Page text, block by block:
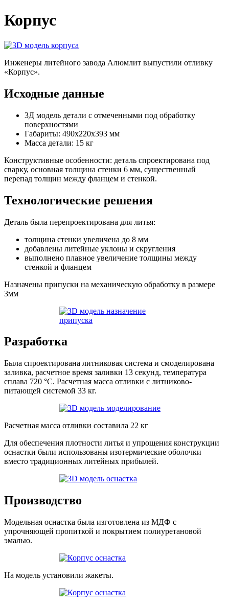
Корпус
Инженеры литейного завода Алюмлит выпустили отливку
«Корпус».
Исходные данные
3Д модель детали с отмеченными под обработку
поверхностями
Габариты: 490x220x393 мм
Масса детали: 15 кг
Конструктивные особенности: деталь спроектирована под
сварку, основная толщина стенки 6 мм, существенный
перепад толщин между фланцем и стенкой.
Технологические решения
Деталь была перепроектирована для литья:
толщина стенки увеличена до 8 мм
добавлены литейные уклоны и скругления
выполнено плавное увеличение толщины между
стенкой и фланцем
Назначены припуски на механическую обработку в размере
3мм
Разработка
Была спроектирована литниковая система и смоделирована
заливка, расчетное время заливки 13 секунд, температура
сплава 720 °C. Расчетная масса отливки с литниково-
питающей системой 33 кг.
Расчетная масса отливки составила 22 кг
Для обеспечения плотности литья и упрощения конструкции
оснастки были использованы изотермические оболочки
вместо традиционных литейных прибылей.
Производство
Модельная оснастка была изготовлена из МДФ с
упрочняющей пропиткой и покрытием полиуретановой
эмалью.
На модель установили жакеты.